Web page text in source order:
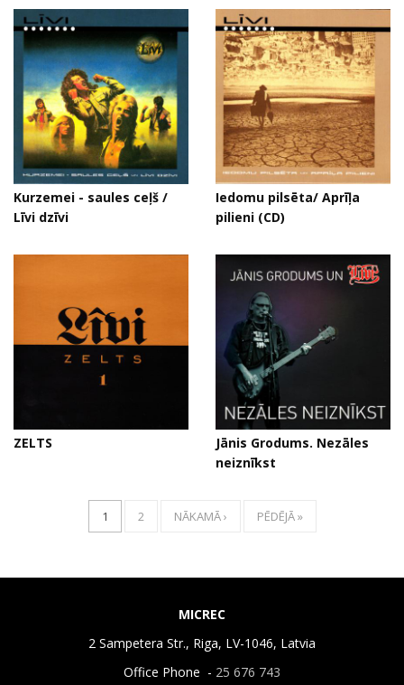
Kurzemei - saules ceļš /
Līvi dzīvi
Iedomu pilsēta/ Aprīļa
pilieni (CD)
ZELTS
Jānis Grodums. Nezāles
neiznīkst
1 2 NĀKAMĀ › PĒDĒJĀ »
MICREC
2 Sampetera Str., Riga, LV-1046, Latvia
Office Phone - 25 676 743